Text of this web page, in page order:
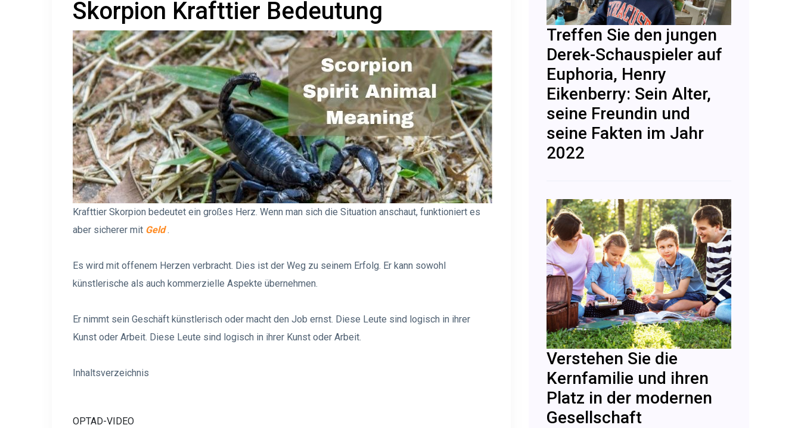
Skorpion Krafttier Bedeutung
Krafttier Skorpion bedeutet ein großes Herz. Wenn man sich die Situation anschaut, funktioniert es
aber sicherer mit Geld .
Es wird mit offenem Herzen verbracht. Dies ist der Weg zu seinem Erfolg. Er kann sowohl
künstlerische als auch kommerzielle Aspekte übernehmen.
Er nimmt sein Geschäft künstlerisch oder macht den Job ernst. Diese Leute sind logisch in ihrer
Kunst oder Arbeit. Diese Leute sind logisch in ihrer Kunst oder Arbeit.
Inhaltsverzeichnis
OPTAD-VIDEO
Treffen Sie den jungen
Derek-Schauspieler auf
Euphoria, Henry
Eikenberry: Sein Alter,
seine Freundin und
seine Fakten im Jahr
2022
Verstehen Sie die
Kernfamilie und ihren
Platz in der modernen
Gesellschaft